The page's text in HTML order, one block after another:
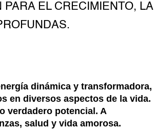
EL CRECIMIENTO, LA
dinámica y transformadora,
en diversos aspectos de la vida.
verdadero potencial. A
salud y vida amorosa.